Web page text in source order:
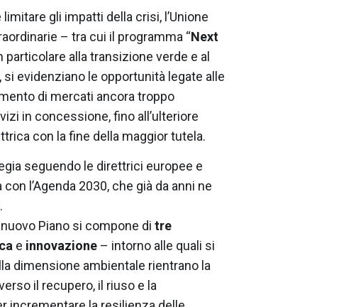
gli impatti della crisi, l’Unione
– tra cui il programma “Next
alla transizione verde e al
evidenziano le opportunità legate alle
di mercati ancora troppo
in concessione, fino all’ulteriore
con la fine della maggior tutela.
seguendo le direttrici europee e
l’Agenda 2030, che già da anni ne
Piano si compone di tre
e innovazione – intorno alle quali si
dimensione ambientale rientrano la
il recupero, il riuso e la